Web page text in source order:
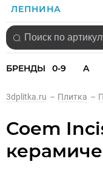
ЛЕПНИНА
БРЕНДЫ 0-9 A
3dplitka.ru – Плитка –
Coem